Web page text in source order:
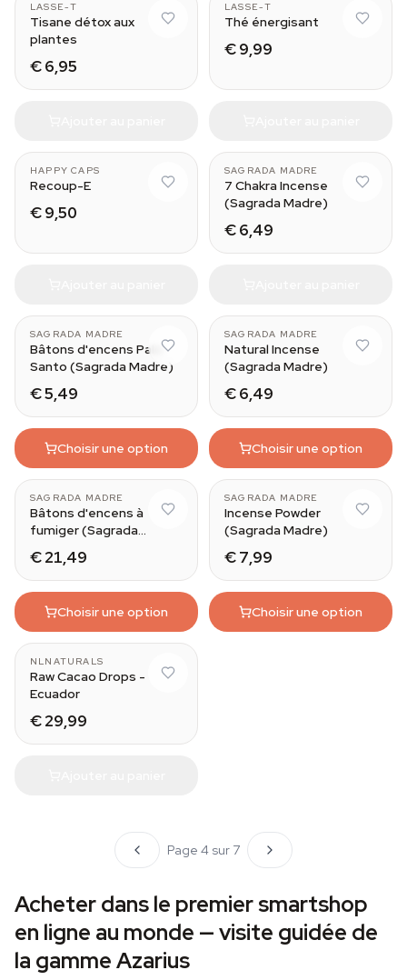
LASSE-T
Tisane détox aux
plantes
€ 6,95
LASSE-T
Thé énergisant
€ 9,99
HAPPY CAPS
Recoup-E
€ 9,50
SAGRADA MADRE
7 Chakra Incense
(Sagrada Madre)
€ 6,49
SAGRADA MADRE
Bâtons d'encens Palo
Santo (Sagrada Madre)
€ 5,49
Choisir une option
SAGRADA MADRE
Natural Incense
(Sagrada Madre)
€ 6,49
Choisir une option
SAGRADA MADRE
Bâtons d'encens à
fumiger (Sagrada
€ 21,49
Choisir une option
SAGRADA MADRE
Incense Powder
(Sagrada Madre)
€ 7,99
Choisir une option
NLNATURALS
Raw Cacao Drops -
Ecuador
€ 29,99
Page 4 sur 7
Acheter dans le premier smartshop
en ligne au monde — visite guidée de
la gamme Azarius